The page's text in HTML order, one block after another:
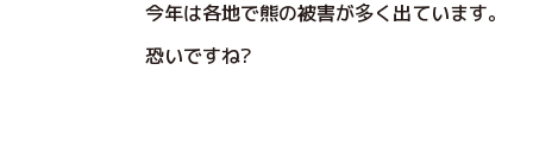
今年は各地で熊の被害が多く出ています。
恐いですね?